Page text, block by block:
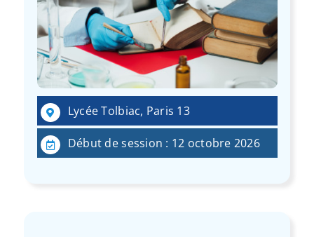
Lycée Tolbiac, Paris 13
Début de session : 12 octobre 2026